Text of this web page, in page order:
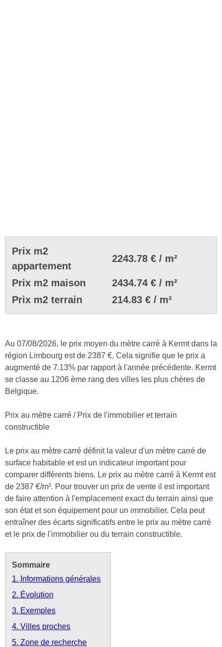
Prix m2
appartement
2243.78 € / m²
Prix m2 maison
2434.74 € / m²
Prix m2 terrain
214.83 € / m²
Au 07/08/2026, le prix moyen du mètre carré à Kermt dans la
région Limbourg est de 2387 €. Cela signifie que le prix a
augmenté de 7.13% par rapport à l'année précédente. Kermt
se classe au 1206 ème rang des villes les plus chères de
Belgique.
Prix au mètre carré / Prix de l'immobilier et terrain
constructible
Le prix au mètre carré définit la valeur d'un mètre carré de
surface habitable et est un indicateur important pour
comparer différents biens. Le prix au mètre carré à Kermt est
de 2387 €/m². Pour trouver un prix de vente il est important
de faire attention à l'emplacement exact du terrain ainsi que
son état et son équipement pour un immobilier. Cela peut
entraîner des écarts significatifs entre le prix au mètre carré
et le prix de l'immobilier ou du terrain constructible.
Sommaire
1. Informations générales
2. Évolution
3. Exemples
4. Villes proches
5. Zone de recherche